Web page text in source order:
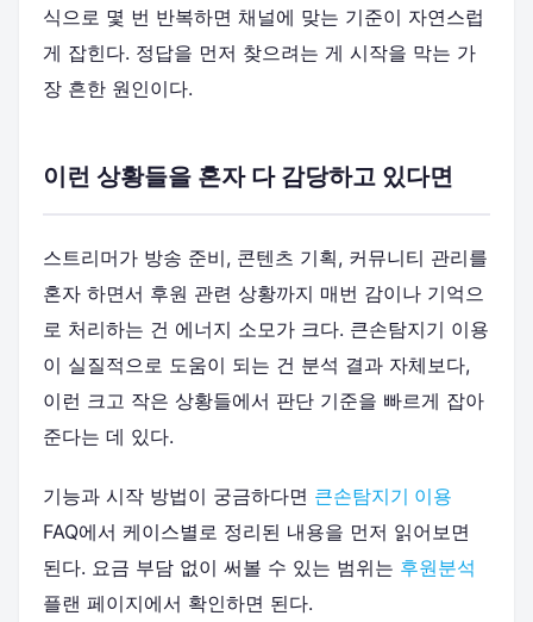
식으로 몇 번 반복하면 채널에 맞는 기준이 자연스럽
게 잡힌다. 정답을 먼저 찾으려는 게 시작을 막는 가
장 흔한 원인이다.
이런 상황들을 혼자 다 감당하고 있다면
스트리머가 방송 준비, 콘텐츠 기획, 커뮤니티 관리를
혼자 하면서 후원 관련 상황까지 매번 감이나 기억으
로 처리하는 건 에너지 소모가 크다. 큰손탐지기 이용
이 실질적으로 도움이 되는 건 분석 결과 자체보다,
이런 크고 작은 상황들에서 판단 기준을 빠르게 잡아
준다는 데 있다.
기능과 시작 방법이 궁금하다면 큰손탐지기 이용
FAQ에서 케이스별로 정리된 내용을 먼저 읽어보면
된다. 요금 부담 없이 써볼 수 있는 범위는 후원분석
플랜 페이지에서 확인하면 된다.